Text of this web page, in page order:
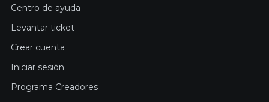
Centro de ayuda
Levantar ticket
Crear cuenta
Iniciar sesión
Programa Creadores